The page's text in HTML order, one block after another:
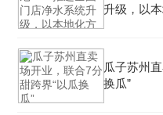
升级，以
瓜子苏州
换瓜”